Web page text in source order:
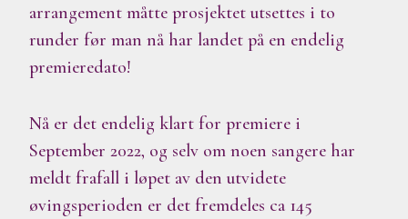
arrangement måtte prosjektet utsettes i to
runder før man nå har landet på en endelig
premieredato!
Nå er det endelig klart for premiere i
September 2022, og selv om noen sangere har
meldt frafall i løpet av den utvidete
øvingsperioden er det fremdeles ca 145